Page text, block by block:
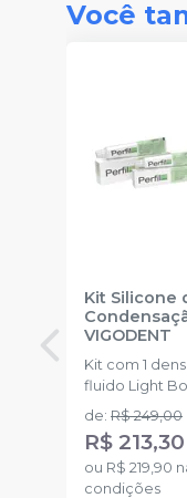
Você
Kit Silicone
VIGODENT
Kit com 1
fluido Light
catalisador
de: R$ 249,00
R$ 213,30
ou R$ 219,90
condições